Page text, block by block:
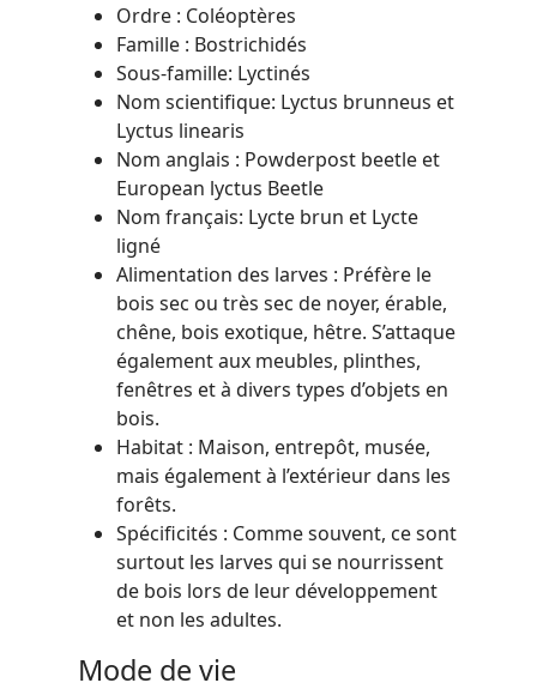
Ordre : Coléoptères
Famille : Bostrichidés
Sous-famille: Lyctinés
Nom scientifique: Lyctus brunneus et
Lyctus linearis
Nom anglais : Powderpost beetle et
European lyctus Beetle
Nom français: Lycte brun et Lycte
ligné
Alimentation des larves : Préfère le
bois sec ou très sec de noyer, érable,
chêne, bois exotique, hêtre. S’attaque
également aux meubles, plinthes,
fenêtres et à divers types d’objets en
bois.
Habitat : Maison, entrepôt, musée,
mais également à l’extérieur dans les
forêts.
Spécificités : Comme souvent, ce sont
surtout les larves qui se nourrissent
de bois lors de leur développement
et non les adultes.
Mode de vie